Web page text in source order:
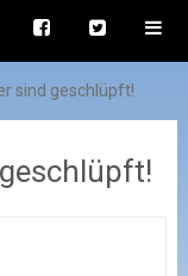
sind geschlüpft!